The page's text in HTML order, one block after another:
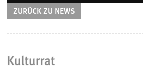
ZURÜCK ZU NEWS